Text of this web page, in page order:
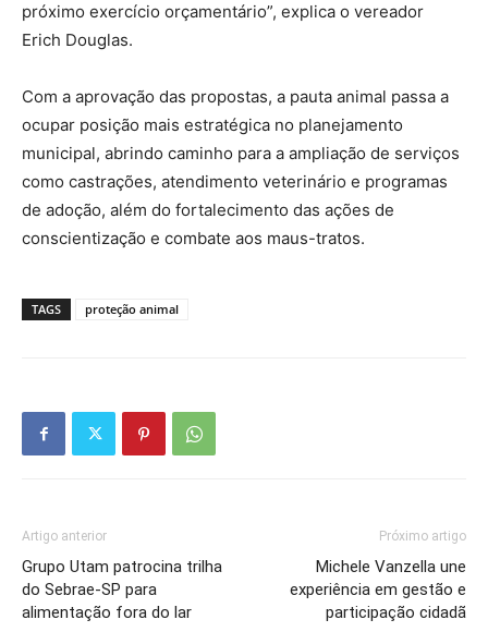
próximo exercício orçamentário”, explica o vereador
Erich Douglas.
Com a aprovação das propostas, a pauta animal passa a
ocupar posição mais estratégica no planejamento
municipal, abrindo caminho para a ampliação de serviços
como castrações, atendimento veterinário e programas
de adoção, além do fortalecimento das ações de
conscientização e combate aos maus-tratos.
TAGS proteção animal
Artigo anterior
Grupo Utam patrocina trilha
do Sebrae-SP para
alimentação fora do lar
Próximo artigo
Michele Vanzella une
experiência em gestão e
participação cidadã